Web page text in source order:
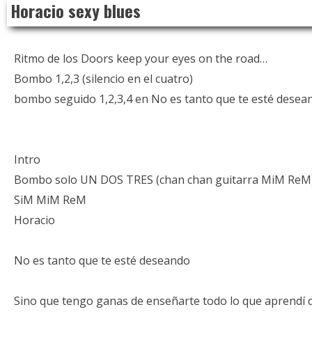
content
Horacio sexy blues
Ritmo de los Doors keep your eyes on the road…
Bombo 1,2,3 (silencio en el cuatro)
bombo seguido 1,2,3,4 en No es tanto que te esté
Intro
Bombo solo UN DOS TRES (chan chan guitarra MiM
SiM MiM ReM
Horacio
No es tanto que te esté deseando
Sino que tengo ganas de enseñarte todo lo que aprendí